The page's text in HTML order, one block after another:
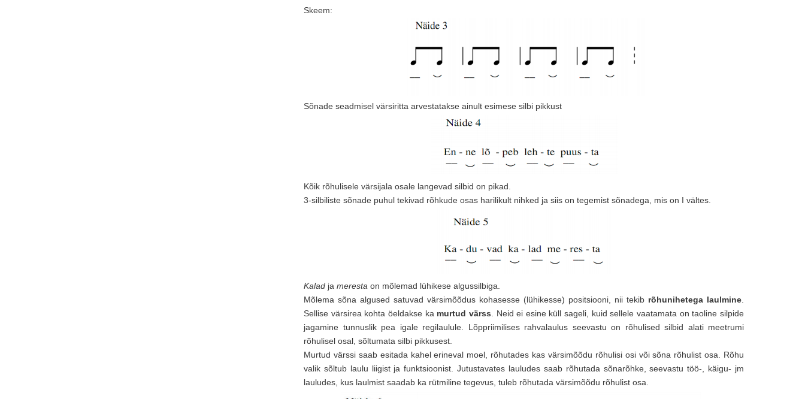
Skeem:
Sõnade seadmisel värsiritta arvestatakse ainult esimese silbi pikkust
Kõik rõhulisele värsijala osale langevad silbid on pikad.
3-silbiliste sõnade puhul tekivad rõhkude osas harilikult nihked ja siis on tegemist sõnadega, mis on I vältes.
Kalad ja meresta on mõlemad lühikese algussilbiga.
Mõlema sõna algused satuvad värsimõõdus kohasesse (lühikesse) positsiooni, nii tekib rõhunihetega laulmine.
Sellise värsirea kohta öeldakse ka murtud värss. Neid ei esine küll sageli, kuid sellele vaatamata on taoline silpide
jagamine tunnuslik pea igale regilaulule. Lõppriimilises rahvalaulus seevastu on rõhulised silbid alati meetrumi
rõhulisel osal, sõltumata silbi pikkusest.
Murtud värssi saab esitada kahel erineval moel, rõhutades kas värsimõõdu rõhulisi osi või sõna rõhulist osa. Rõhu
valik sõltub laulu liigist ja funktsioonist. Jutustavates lauludes saab rõhutada sõnarõhke, seevastu töö-, käigu- jm
lauludes, kus laulmist saadab ka rütmiline tegevus, tuleb rõhutada värsimõõdu rõhulist osa.